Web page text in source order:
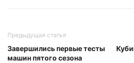
Предыдущая статья
Завершились первые тесты
машин пятого сезона